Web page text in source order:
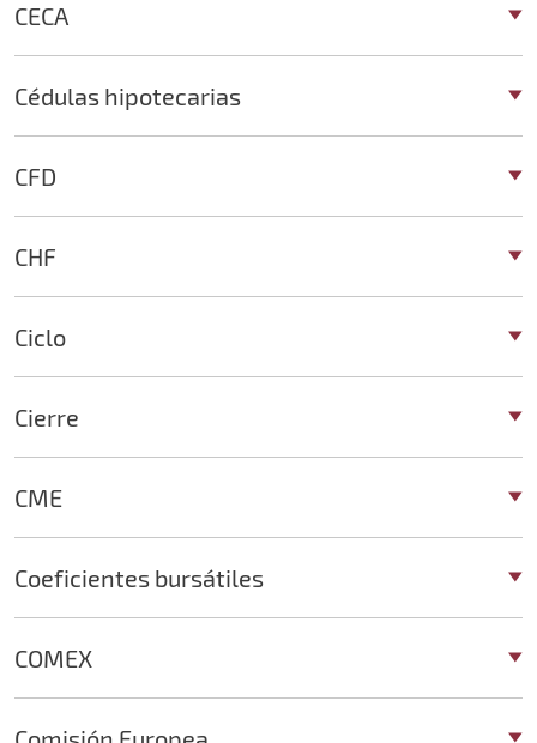
CECA
Cédulas hipotecarias
CFD
CHF
Ciclo
Cierre
CME
Coeficientes bursátiles
COMEX